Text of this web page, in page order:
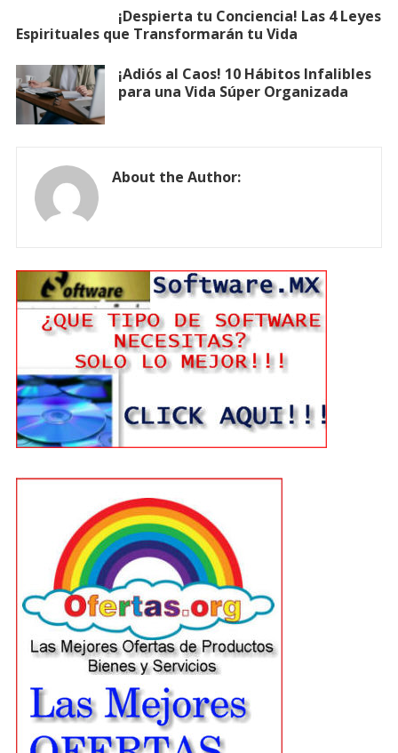
¡Despierta tu Conciencia! Las 4 Leyes
Espirituales que Transformarán tu Vida
¡Adiós al Caos! 10 Hábitos Infalibles
para una Vida Súper Organizada
About the Author: